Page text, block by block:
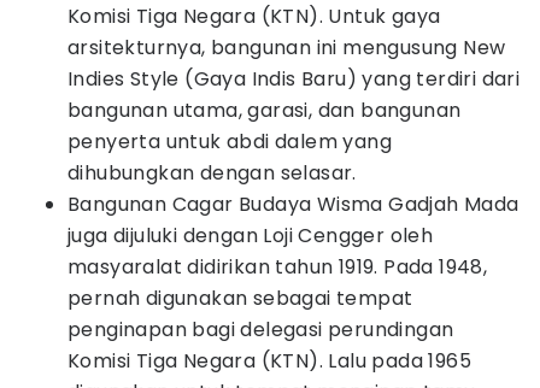
Komisi Tiga Negara (KTN). Untuk gaya
arsitekturnya, bangunan ini mengusung New
Indies Style (Gaya Indis Baru) yang terdiri dari
bangunan utama, garasi, dan bangunan
penyerta untuk abdi dalem yang
dihubungkan dengan selasar.
Bangunan Cagar Budaya Wisma Gadjah Mada
juga dijuluki dengan Loji Cengger oleh
masyaralat didirikan tahun 1919. Pada 1948,
pernah digunakan sebagai tempat
penginapan bagi delegasi perundingan
Komisi Tiga Negara (KTN). Lalu pada 1965